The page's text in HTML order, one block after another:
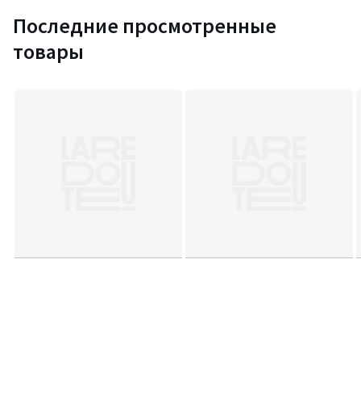
Последние просмотренные
товары